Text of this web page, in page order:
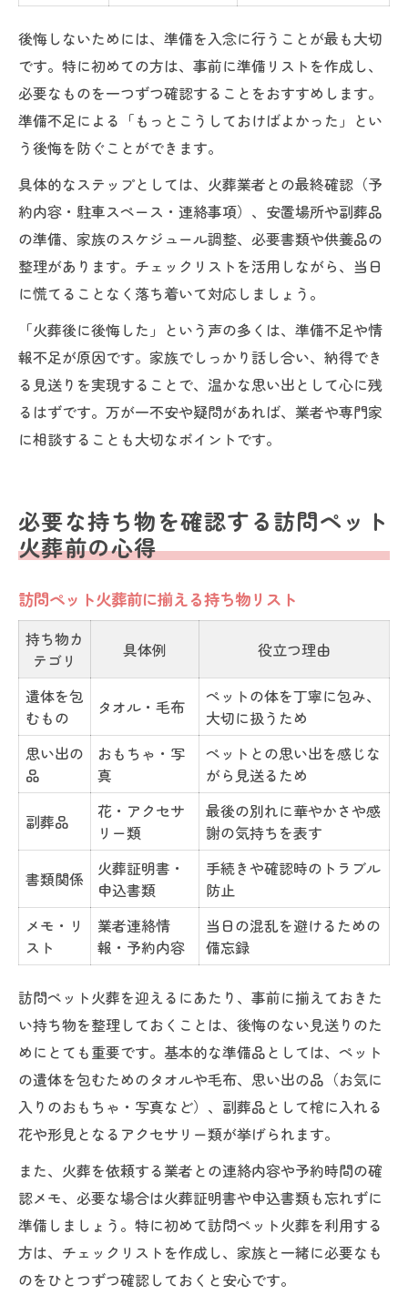
後悔しないためには、準備を入念に行うことが最も大切
です。特に初めての方は、事前に準備リストを作成し、
必要なものを一つずつ確認することをおすすめします。
準備不足による「もっとこうしておけばよかった」とい
う後悔を防ぐことができます。
具体的なステップとしては、火葬業者との最終確認（予
約内容・駐車スペース・連絡事項）、安置場所や副葬品
の準備、家族のスケジュール調整、必要書類や供養品の
整理があります。チェックリストを活用しながら、当日
に慌てることなく落ち着いて対応しましょう。
「火葬後に後悔した」という声の多くは、準備不足や情
報不足が原因です。家族でしっかり話し合い、納得でき
る見送りを実現することで、温かな思い出として心に残
るはずです。万が一不安や疑問があれば、業者や専門家
に相談することも大切なポイントです。
必要な持ち物を確認する訪問ペット
火葬前の心得
訪問ペット火葬前に揃える持ち物リスト
持ち物カ
テゴリ
具体例 役立つ理由
遺体を包
むもの
タオル・毛布
ペットの体を丁寧に包み、
大切に扱うため
思い出の
品
おもちゃ・写
真
ペットとの思い出を感じな
がら見送るため
副葬品
花・アクセサ
リー類
最後の別れに華やかさや感
謝の気持ちを表す
書類関係
火葬証明書・
申込書類
手続きや確認時のトラブル
防止
メモ・リ
スト
業者連絡情
報・予約内容
当日の混乱を避けるための
備忘録
訪問ペット火葬を迎えるにあたり、事前に揃えておきた
い持ち物を整理しておくことは、後悔のない見送りのた
めにとても重要です。基本的な準備品としては、ペット
の遺体を包むためのタオルや毛布、思い出の品（お気に
入りのおもちゃ・写真など）、副葬品として棺に入れる
花や形見となるアクセサリー類が挙げられます。
また、火葬を依頼する業者との連絡内容や予約時間の確
認メモ、必要な場合は火葬証明書や申込書類も忘れずに
準備しましょう。特に初めて訪問ペット火葬を利用する
方は、チェックリストを作成し、家族と一緒に必要なも
のをひとつずつ確認しておくと安心です。